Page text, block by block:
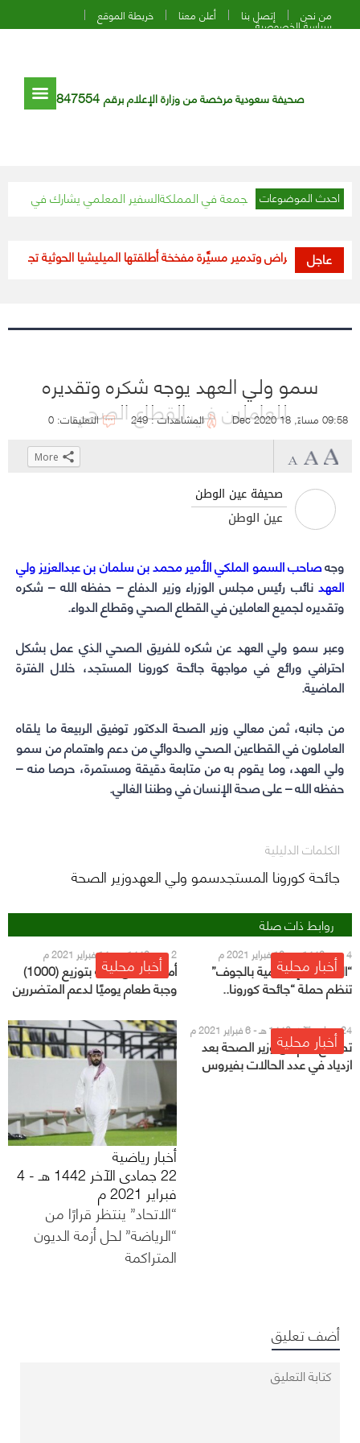
من نحن إتصل بنا أعلن معنا خريطة الموقع
سياسة الخصوصية
صحيفة سعودية مرخصة من وزارة الإعلام برقم 847554
احدث الموضوعات
المتوقعة اليوم الجمعة في المملكةالسفير المعلمي يشارك في الاجتماع
عاجلاعتراض وتدمير مسيَّرة مفخخة أطلقتها الميليشيا الحوثية تجاه
سمو ولي العهد يوجه شكره وتقديره
للعاملين في القطاع الصحي 09:58 مساءً, 18 Dec 2020 المشاهدات : 249 التعليقات: 0
صحيفة عين الوطن
عين الوطن
وجهصاحب السمو الملكي الأمير محمد بن سلمان بن عبدالعزيز ولي
العهد نائب رئيس مجلس الوزراء وزير الدفاع – حفظه الله – شكره
وتقديره لجميع العاملين في القطاع الصحي وقطاع الدواء.
وعبر سمو ولي العهد عن شكره للفريق الصحي الذي عمل بشكل
احترافي ورائع في مواجهة جائحة كورونا المستجد، خلال الفترة
الماضية.
من جانبه، ثمن معالي وزير الصحة الدكتور توفيق الربيعة ما يلقاه
العاملون في القطاعين الصحي والدوائي من دعم واهتمام من سمو
ولي العهد، وما يقوم به من متابعة دقيقة ومستمرة، حرصا منه –
حفظه الله – على صحة الإنسان في وطننا الغالي.
(Opens
in
new
(Opens
in
new
(Opens
in
new
Click
(Opens
in
new
More
الكلمات الدليلية
جائحة كورونا المستجدسمو ولي العهدوزير الصحة
روابط ذات صلة
أخبار محلية 4 رجب 1442 هـ - 16 فبراير 2021 م
“الشؤون الإسلامية بالجوف”
تنظم حملة “جائحة كورونا..
توجيهات شرعية واحترازات وقائية”
أخبار محلية 2 رجب 1442 هـ - 14 فبراير 2021 م
أمير الرياض يوجه بتوزيع (1000)
وجبة طعام يوميًا لدعم المتضررين
من جائحة كورونا
أخبار محلية24 جمادى الآخر 1442 هـ - 6 فبراير 2021 م
تصريح هام من وزير الصحة بعد
ازدياد في عدد الحالات بفيروس
أخبار رياضية
22 جمادى الآخر 1442 هـ - 4
فبراير 2021 م
“الاتحاد” ينتظر قرارًا من
“الرياضة” لحل أزمة الديون
المتراكمة
أضف تعليق